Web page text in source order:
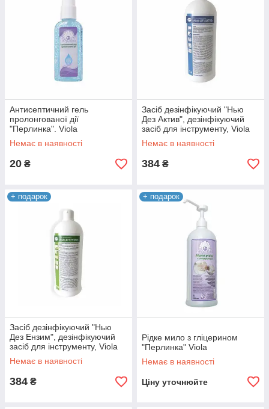
Антисептичний гель
пролонгованої дії
"Перлинка". Viola
Немає в наявності
20 ₴
Засіб дезінфікуючий "Нью
Дез Актив", дезінфікуючий
засіб для інструменту, Viola
Немає в наявності
384 ₴
+ подарок
Засіб дезінфікуючий "Нью
Дез Ензим", дезінфікуючий
засіб для інструменту, Viola
Немає в наявності
384 ₴
+ подарок
Рідке мило з гліцерином
"Перлинка" Viola
Немає в наявності
Ціну уточнюйте